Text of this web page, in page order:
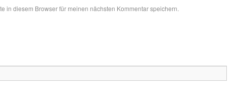
in diesem Browser für meinen nächsten Kommentar speichern.